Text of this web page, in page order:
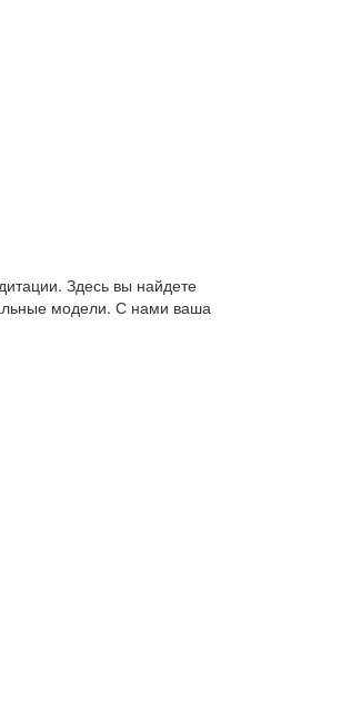
Здесь вы найдете
модели. С нами ваша